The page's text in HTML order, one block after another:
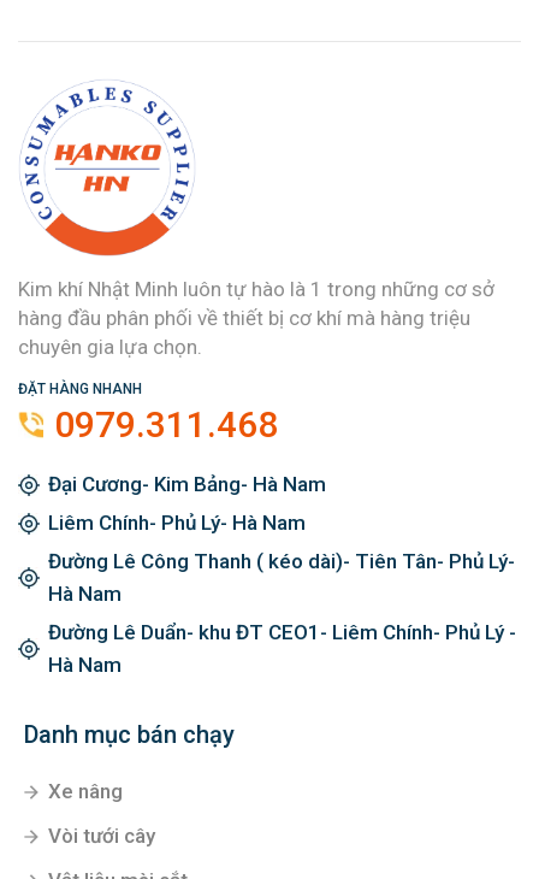
Kim khí Nhật Minh luôn tự hào là 1 trong những cơ sở
hàng đầu phân phối về thiết bị cơ khí mà hàng triệu
chuyên gia lựa chọn.
ĐẶT HÀNG NHANH
0979.311.468
Đại Cương- Kim Bảng- Hà Nam
Liêm Chính- Phủ Lý- Hà Nam
Đường Lê Công Thanh ( kéo dài)- Tiên Tân- Phủ Lý-
Hà Nam
Đường Lê Duẩn- khu ĐT CEO1- Liêm Chính- Phủ Lý -
Hà Nam
Danh mục bán chạy
Xe nâng
Vòi tưới cây